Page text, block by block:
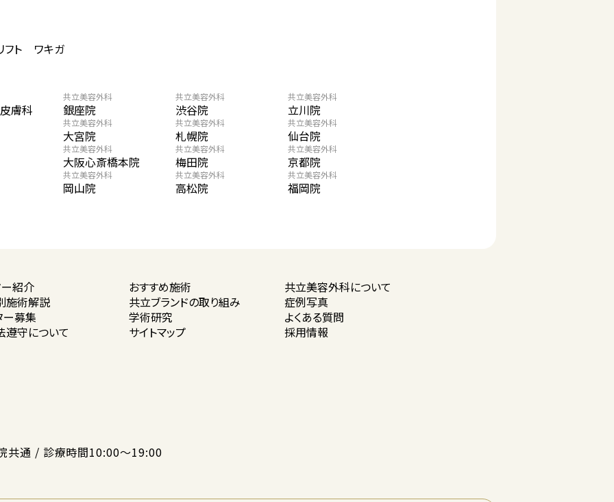
フト ワキガ
膚科
共立美容外科
銀座院
共立美容外科
渋谷院
共立美容外科
立川院
共立美容外科
大宮院
共立美容外科
札幌院
共立美容外科
仙台院
共立美容外科
大阪心斎橋本院
共立美容外科
梅田院
共立美容外科
京都院
共立美容外科
岡山院
共立美容外科
高松院
共立美容外科
福岡院
ー紹介 おすすめ施術 共立美容外科について
施術解説
共立ブランドの取り組み
症例写真
ー募集
学術研究
よくある質問
遵守について サイトマップ 採用情報
共通 / 診療時間10:00〜19:00